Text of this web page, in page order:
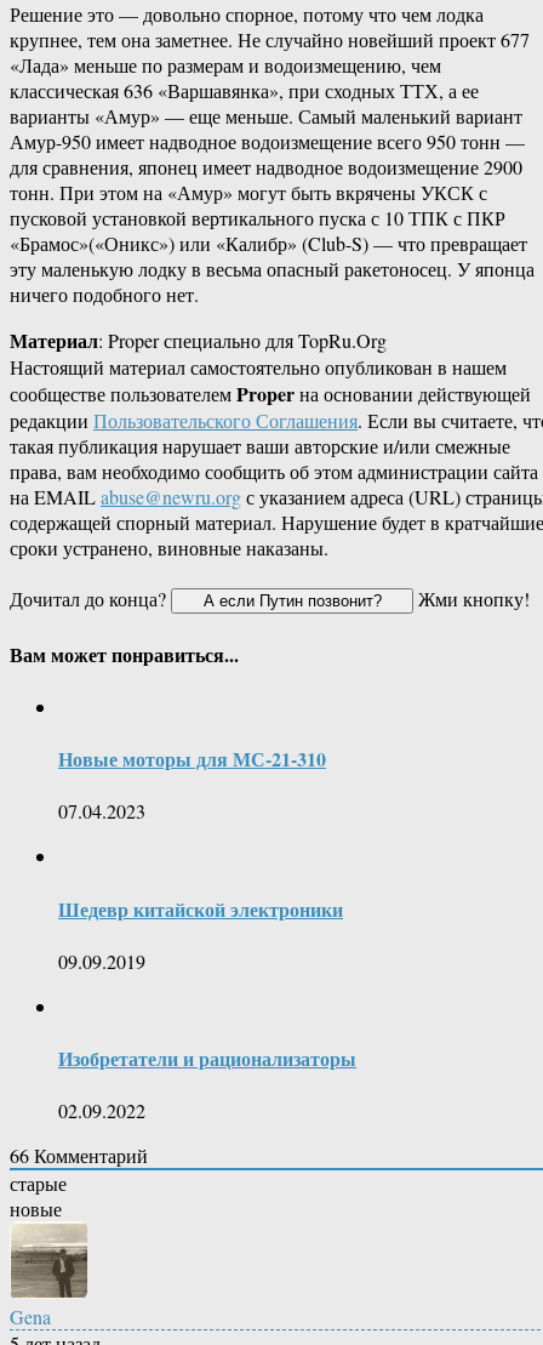
Решение это — довольно спорное, потому что чем лодка
крупнее, тем она заметнее. Не случайно новейший проект 677
«Лада» меньше по размерам и водоизмещению, чем
классическая 636 «Варшавянка», при сходных ТТХ, а ее
варианты «Амур» — еще меньше. Самый маленький вариант
Амур-950 имеет надводное водоизмещение всего 950 тонн —
для сравнения, японец имеет надводное водоизмещение 2900
тонн. При этом на «Амур» могут быть вкрячены УКСК с
пусковой установкой вертикального пуска с 10 ТПК с ПКР
«Брамос»(«Оникс») или «Калибр» (Club-S) — что превращает
эту маленькую лодку в весьма опасный ракетоносец. У японца
ничего подобного нет.
Материал: Proper специально для TopRu.Org
Настоящий материал самостоятельно опубликован в нашем
сообществе пользователемProperна основании действующей
редакции Пользовательского Соглашения. Если вы считаете,
такая публикация нарушает ваши авторские и/или смежные
права, вам необходимо сообщить об этом администрации сайта
на EMAILabuse@newru.orgс указанием адреса (URL)
содержащей спорный материал. Нарушение будет в кратчайшие
сроки устранено, виновные наказаны.
Дочитал до конца?
Жми кнопку!
Вам может понравиться...
Новые моторы для МС-21-310
07.04.2023
Шедевр китайской электроники
09.09.2019
Изобретатели и рационализаторы
02.09.2022
66Комментарий
старые
новые
Gena